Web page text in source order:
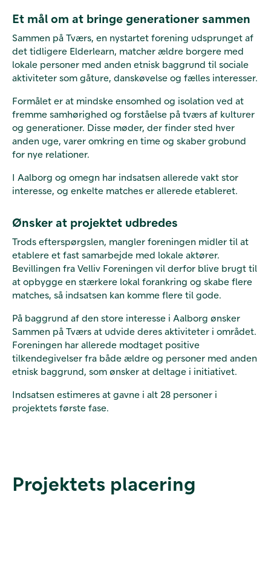
Et mål om at bringe generationer sammen
Sammen på Tværs, en nystartet forening udsprunget af
det tidligere Elderlearn, matcher ældre borgere med
lokale personer med anden etnisk baggrund til sociale
aktiviteter som gåture, danskøvelse og fælles interesser.
Formålet er at mindske ensomhed og isolation ved at
fremme samhørighed og forståelse på tværs af kulturer
og generationer. Disse møder, der finder sted hver
anden uge, varer omkring en time og skaber grobund
for nye relationer.
I Aalborg og omegn har indsatsen allerede vakt stor
interesse, og enkelte matches er allerede etableret.
Ønsker at projektet udbredes
Trods efterspørgslen, mangler foreningen midler til at
etablere et fast samarbejde med lokale aktører.
Bevillingen fra Velliv Foreningen vil derfor blive brugt til
at opbygge en stærkere lokal forankring og skabe flere
matches, så indsatsen kan komme flere til gode.
På baggrund af den store interesse i Aalborg ønsker
Sammen på Tværs at udvide deres aktiviteter i området.
Foreningen har allerede modtaget positive
tilkendegivelser fra både ældre og personer med anden
etnisk baggrund, som ønsker at deltage i initiativet.
Indsatsen estimeres at gavne i alt 28 personer i
projektets første fase.
Projektets placering